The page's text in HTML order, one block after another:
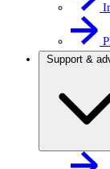
Support &